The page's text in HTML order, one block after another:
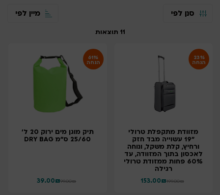
סנן לפי מיין לפי
11 תוצאות
23%
הנחה
מזוודת מתקפלת טרולי
"19 עשוייה מבד חזק
ורחיץ, קלת משקל, ונוחה
לאכסון בתוך המזוודה, עד
60% פחות ממזודת טרולי
רגילה
₪
153.00 ₪
199.00
61%
הנחה
תיק מוגן מים ירוק 20 ל'
25/60 ס"מ DRY BAG
₪
39.00 ₪
99.00